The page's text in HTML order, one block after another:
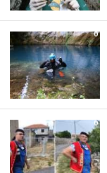
0
0